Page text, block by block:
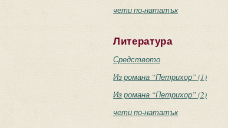
чети по-нататък
Литература
Средството
Из романа “Петрихор” (1)
Из романа “Петрихор” (2)
чети по-нататък